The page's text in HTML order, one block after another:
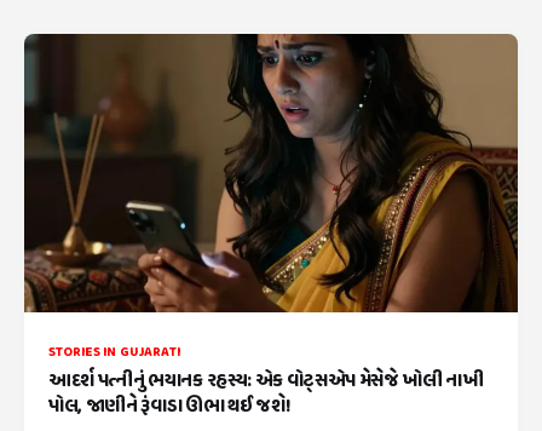
STORIES IN GUJARATI
આદર્શ પત્નીનું ભયાનક રહસ્ય: એક વોટ્સએપ મેસેજે ખોલી નાખી
પોલ, જાણીને રૂંવાડા ઊભા થઈ જશે!